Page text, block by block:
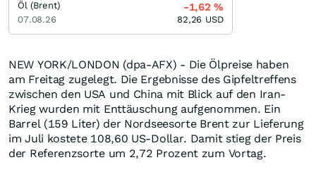
NEW YORK/LONDON (dpa-AFX) - Die Ölpreise haben
am Freitag zugelegt. Die Ergebnisse des Gipfeltreffens
zwischen den USA und China mit Blick auf den Iran-
Krieg wurden mit Enttäuschung aufgenommen. Ein
Barrel (159 Liter) der Nordseesorte Brent zur Lieferung
im Juli kostete 108,60 US-Dollar. Damit stieg der Preis
der Referenzsorte um 2,72 Prozent zum Vortag.
Öl (Brent)
07.08.26
-1,62%
82,26 USD